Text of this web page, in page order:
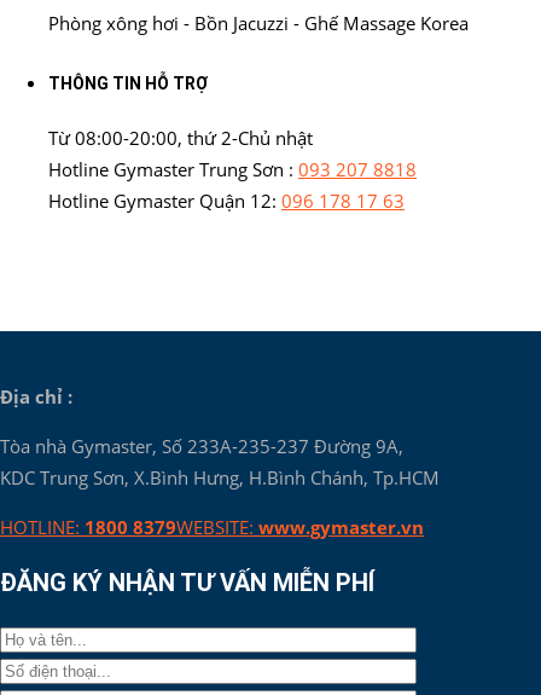
Phòng xông hơi - Bồn Jacuzzi - Ghế Massage Korea
THÔNG TIN HỖ TRỢ
Từ 08:00-20:00, thứ 2-Chủ nhật
Hotline Gymaster Trung Sơn : 093 207 8818
Hotline Gymaster Quận 12: 096 178 17 63
Địa chỉ :
Tòa nhà Gymaster, Số 233A-235-237 Đường 9A,
KDC Trung Sơn, X.Bình Hưng, H.Bình Chánh, Tp.HCM
HOTLINE: 1800 8379WEBSITE: www.gymaster.vn
ĐĂNG KÝ NHẬN TƯ VẤN MIỄN PHÍ